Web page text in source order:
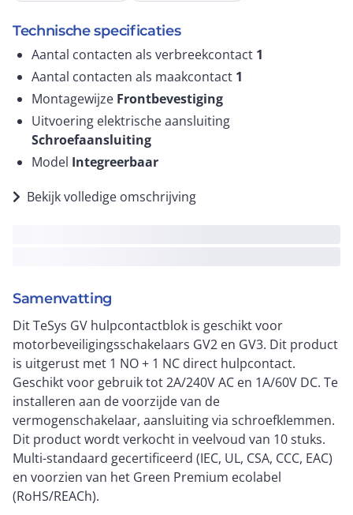
Technische specificaties
Aantal contacten als verbreekcontact 1
Aantal contacten als maakcontact 1
Montagewijze Frontbevestiging
Uitvoering elektrische aansluiting
Schroefaansluiting
Model Integreerbaar
Bekijk volledige omschrijving
Samenvatting
Dit TeSys GV hulpcontactblok is geschikt voor
motorbeveiligingsschakelaars GV2 en GV3. Dit product
is uitgerust met 1 NO + 1 NC direct hulpcontact.
Geschikt voor gebruik tot 2A/240V AC en 1A/60V DC. Te
installeren aan de voorzijde van de
vermogenschakelaar, aansluiting via schroefklemmen.
Dit product wordt verkocht in veelvoud van 10 stuks.
Multi-standaard gecertificeerd (IEC, UL, CSA, CCC, EAC)
en voorzien van het Green Premium ecolabel
(RoHS/REACh).